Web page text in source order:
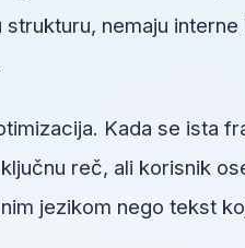
nemaju
Kada se ista
reč, ali korisnik
jezikom nego tekst